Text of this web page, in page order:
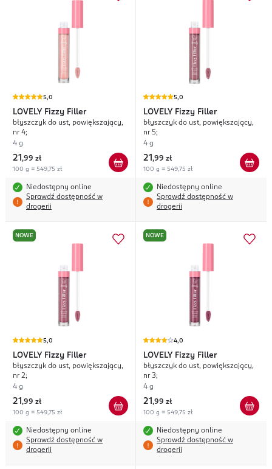
5,0
LOVELY Fizzy Filler
błyszczyk do ust, powiększający,
nr 4;
4 g
21 ,99 zł
100 g = 549,75 zł
Niedostępny online
Sprawdź dostępność w
drogerii
5,0
LOVELY Fizzy Filler
błyszczyk do ust, powiększający,
nr 5;
4 g
21 ,99 zł
100 g = 549,75 zł
Niedostępny online
Sprawdź dostępność w
drogerii
NOWE
5,0
LOVELY Fizzy Filler
błyszczyk do ust, powiększający,
nr 2;
4 g
21 ,99 zł
100 g = 549,75 zł
Niedostępny online
Sprawdź dostępność w
drogerii
NOWE
4,0
LOVELY Fizzy Filler
błyszczyk do ust, powiększający,
nr 3;
4 g
21 ,99 zł
100 g = 549,75 zł
Niedostępny online
Sprawdź dostępność w
drogerii